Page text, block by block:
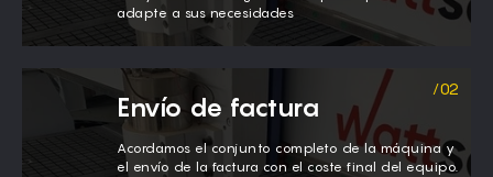
adapte a sus necesidades
Envío de factura
Acordamos el conjunto completo de la máquina y
el envío de la factura con el coste final del equipo.